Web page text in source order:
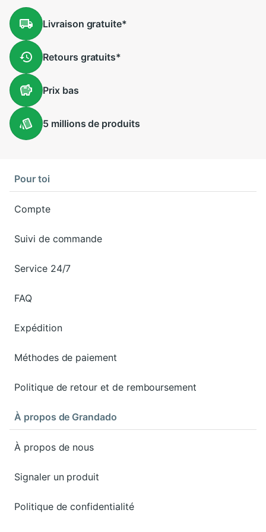
Livraison gratuite*
Retours gratuits*
Prix bas
5 millions de produits
Pour toi
Compte
Suivi de commande
Service 24/7
FAQ
Expédition
Méthodes de paiement
Politique de retour et de remboursement
À propos de Grandado
À propos de nous
Signaler un produit
Politique de confidentialité